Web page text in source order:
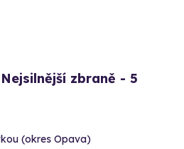
zbraně - 5
(okres Opava)